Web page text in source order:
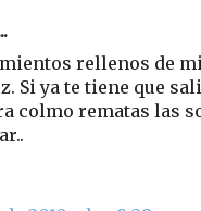
rellenos de
Si ya te tiene que
colmo rematas las